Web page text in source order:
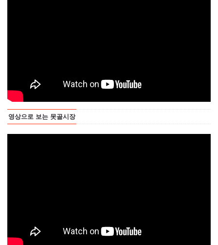
영상으로 보는 못골시장